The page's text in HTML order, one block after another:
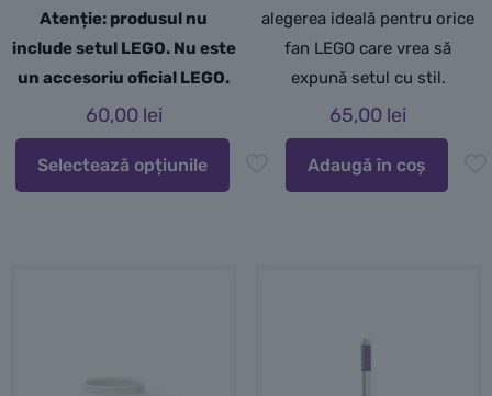
Atenție: produsul nu
include setul LEGO. Nu este
un accesoriu oficial LEGO.
60,00 lei
Selectează opțiunile
Acest
alegerea ideală pentru orice
fan LEGO care vrea să
expună setul cu stil.
65,00 lei
Adaugă în coș